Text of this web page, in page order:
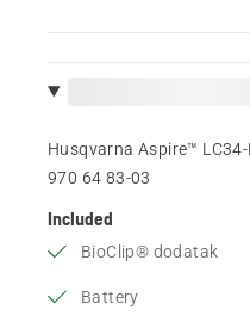
Husqvarna Aspire™
970 64 83‑03
Included
BioClip® dodatak
Battery